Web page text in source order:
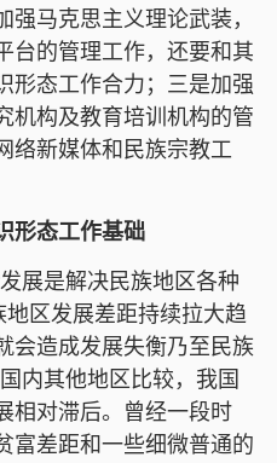
马克思主义理论武装，
台的管理工作，还要和其
形态工作合力；三是加强
机构及教育培训机构的管
络新媒体和民族宗教工
形态工作基础
是解决民族地区各种
地区发展差距持续拉大趋
会造成发展失衡乃至民族
内其他地区比较，我国
相对滞后。曾经一段时
富差距和一些细微普通的